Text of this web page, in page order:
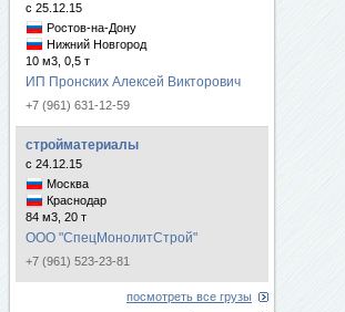
с 25.12.15
Ростов-на-Дону
Нижний Новгород
10 м3, 0,5 т
ИП Пронских Алексей Викторович
+7 (961) 631-12-59
стройматериалы
с 24.12.15
Москва
Краснодар
84 м3, 20 т
ООО "СпецМонолитСтрой"
+7 (961) 523-23-81
посмотреть все грузы